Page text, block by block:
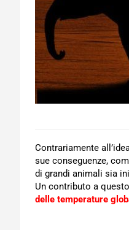
Contrariamente
sue conseguenze,
di grandi animali sia
Un contributo a
delle temperature